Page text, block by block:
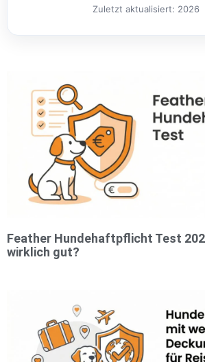
Zuletzt aktualisiert: 2026
Feather Hundehaftpflicht Test
wirklich gut?